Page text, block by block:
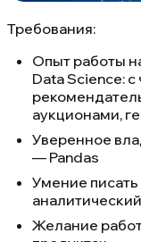
Требования:
Опыт работы
Data Science:
аукционами,
Уверенное
— Pandas
Умение
Желание